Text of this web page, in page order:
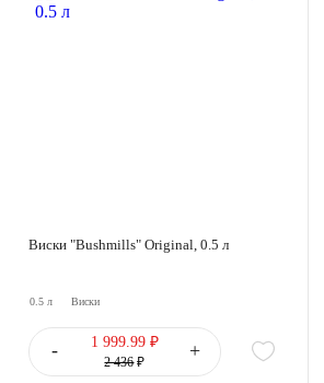
Виски "Bushmills" Original, 0.5 л
0.5 л Виски
- 1 999.99 ₽
2 436₽
+